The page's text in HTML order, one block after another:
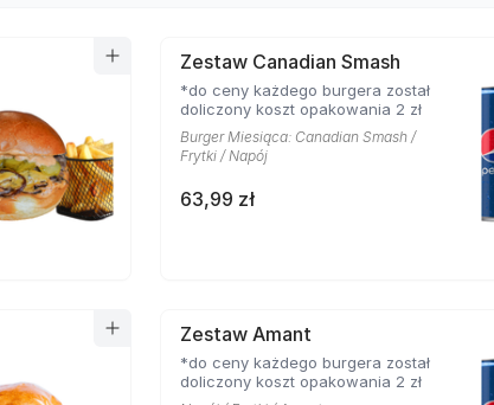
Zestaw Canadian Smash
*do ceny każdego burgera został
doliczony koszt opakowania 2 zł
Burger Miesiąca: Canadian Smash /
Frytki / Napój
63,99 zł
Zestaw Amant
*do ceny każdego burgera został
doliczony koszt opakowania 2 zł